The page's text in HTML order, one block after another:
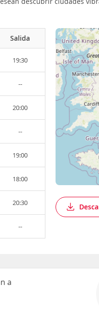
Salida
19:30
--
20:00
--
19:00
18:00
20:30
--
a